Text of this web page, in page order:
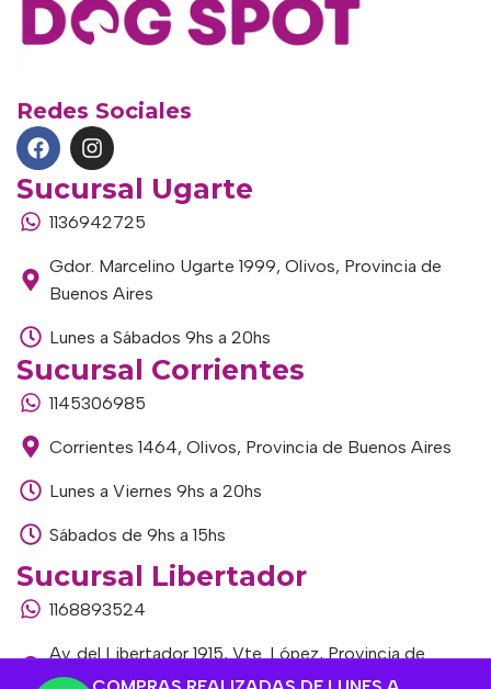
Redes Sociales
Sucursal Ugarte
1136942725
Gdor. Marcelino Ugarte 1999, Olivos, Provincia de
Buenos Aires
Lunes a Sábados 9hs a 20hs
Sucursal Corrientes
1145306985
Corrientes 1464, Olivos, Provincia de Buenos Aires
Lunes a Viernes 9hs a 20hs
Sábados de 9hs a 15hs
Sucursal Libertador
1168893524
Av. del Libertador 1915, Vte. López, Provincia de
Buenos Aires